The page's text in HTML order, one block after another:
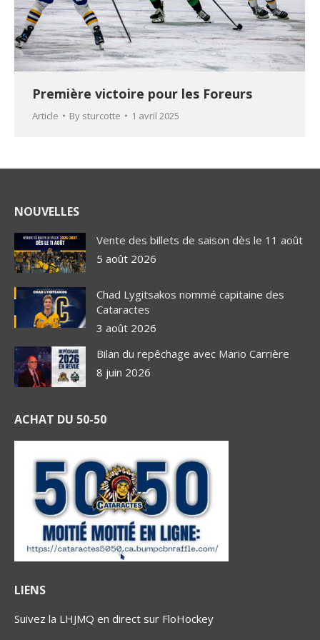
Première victoire pour les Foreurs
Article By sturcotte 1 avril 2025
NOUVELLES
Vente des billets de saison dès le 11 août
5 août 2026
Chad Lygitsakos nommé capitaine des
Cataractes
3 août 2026
Bilan du repêchage avec Mario Carrière
8 juin 2026
ACHAT DU 50-50
LIENS
Suivez la LHJMQ en direct sur FloHockey